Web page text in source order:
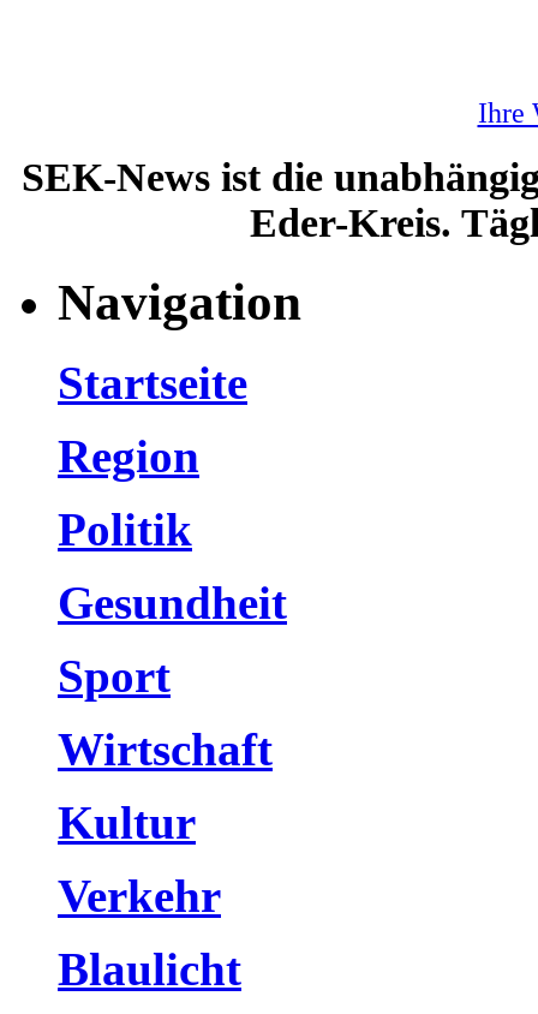
Ihre
SEK-News ist die
Eder-Kreis.
Navigation
Startseite
Region
Politik
Gesundheit
Sport
Wirtschaft
Kultur
Verkehr
Blaulicht